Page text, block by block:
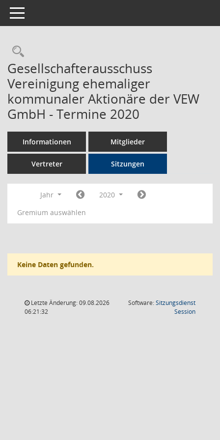
Toggle navigation
Rechercheauswahl
Gesellschafterausschuss
Vereinigung ehemaliger
kommunaler Aktionäre der VEW
GmbH - Termine 2020
Informationen Mitglieder
Vertreter Sitzungen
Jahr
2020
Gremium auswählen
Keine Daten gefunden.
Letzte Änderung: 09.08.2026
06:21:32
Software:Sitzungsdienst
Session(Wird in